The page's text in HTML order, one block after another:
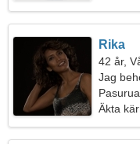
Rika
42 år,
Jag
Äkta